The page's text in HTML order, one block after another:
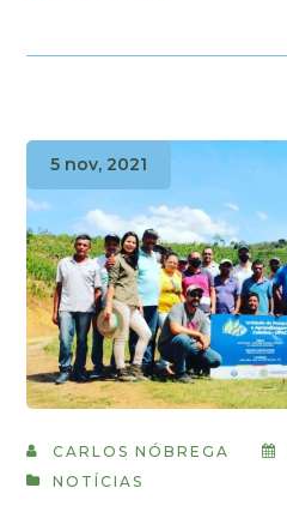
5 nov, 2021
CARLOS NÓBREGA
NOTÍCIAS